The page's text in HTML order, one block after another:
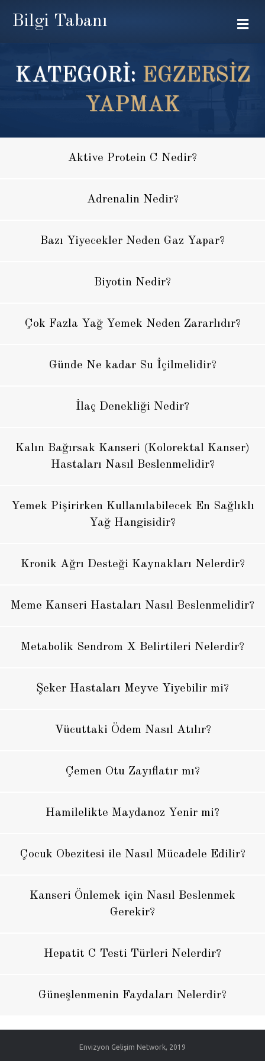
Bilgi Tabanı
KATEGORİ: EGZERSIZ
YAPMAK
Aktive Protein C Nedir?
Adrenalin Nedir?
Bazı Yiyecekler Neden Gaz Yapar?
Biyotin Nedir?
Çok Fazla Yağ Yemek Neden Zararlıdır?
Günde Ne kadar Su İçilmelidir?
İlaç Denekliği Nedir?
Kalın Bağırsak Kanseri (Kolorektal Kanser)
Hastaları Nasıl Beslenmelidir?
Yemek Pişirirken Kullanılabilecek En Sağlıklı
Yağ Hangisidir?
Kronik Ağrı Desteği Kaynakları Nelerdir?
Meme Kanseri Hastaları Nasıl Beslenmelidir?
Metabolik Sendrom X Belirtileri Nelerdir?
Şeker Hastaları Meyve Yiyebilir mi?
Vücuttaki Ödem Nasıl Atılır?
Çemen Otu Zayıflatır mı?
Hamilelikte Maydanoz Yenir mi?
Çocuk Obezitesi ile Nasıl Mücadele Edilir?
Kanseri Önlemek için Nasıl Beslenmek
Gerekir?
Hepatit C Testi Türleri Nelerdir?
Güneşlenmenin Faydaları Nelerdir?
Envizyon Gelişim Network, 2019